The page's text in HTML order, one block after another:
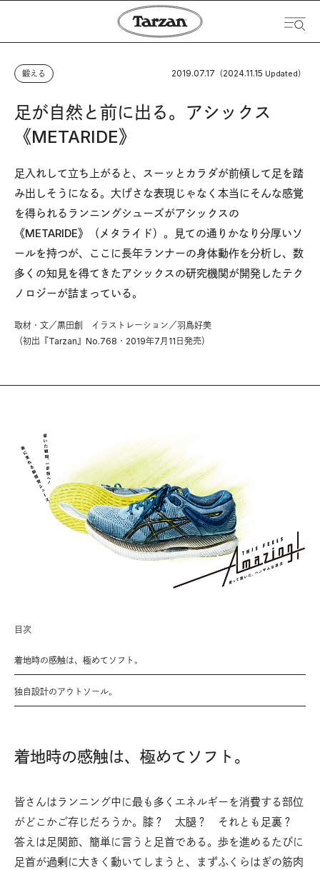
鍛える 2019.07.17 （2024.11.15 Updated）
足が自然と前に出る。アシックス
《METARIDE》
足入れして立ち上がると、スーッとカラダが前傾して足を踏
み出しそうになる。大げさな表現じゃなく本当にそんな感覚
を得られるランニングシューズがアシックスの
《METARIDE》（メタライド）。見ての通りかなり分厚いソ
ールを持つが、ここに長年ランナーの身体動作を分析し、数
多くの知見を得てきたアシックスの研究機関が開発したテク
ノロジーが詰まっている。
取材・文／黒田創 イラストレーション／羽鳥好美
（初出『Tarzan』No.768・2019年7月11日発売）
目次
着地時の感触は、極めてソフト。
独自設計のアウトソール。
着地時の感触は、極めてソフト。
皆さんはランニング中に最も多くエネルギーを消費する部位
がどこかご存じだろうか。膝？ 太腿？ それとも足裏？
答えは足関節、簡単に言うと足首である。歩を進めるたびに
足首が過剰に大きく動いてしまうと、まずふくらはぎの筋肉